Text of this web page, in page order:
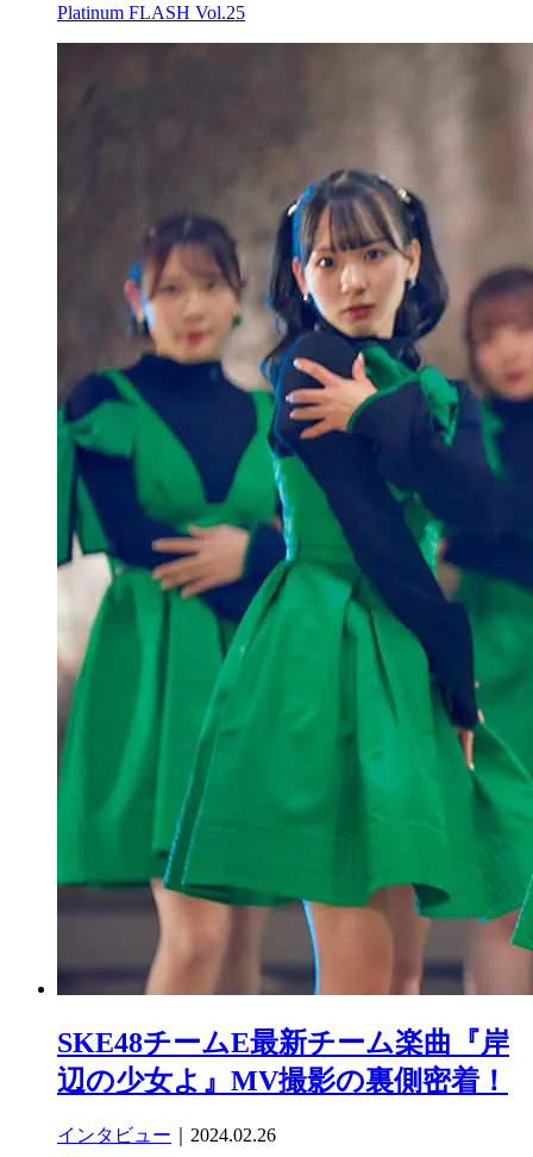
Platinum FLASH Vol.25
SKE48チームE最新チーム楽曲『岸
辺の少女よ』MV撮影の裏側密着！
インタビュー ｜2024.02.26